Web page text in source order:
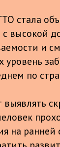
стала
с высокой
и
уровень
по
выявлять
на